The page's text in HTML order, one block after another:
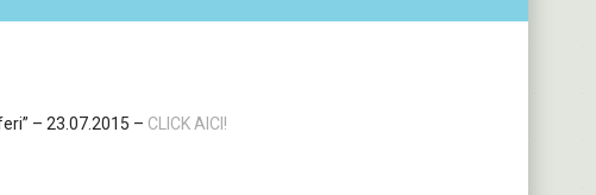
– 23.07.2015 – CLICK AICI!